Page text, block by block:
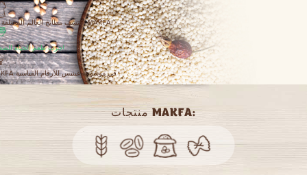
اكتشف مطابخ العالم المختلفة مع MAKFA!
جرب طعم الحياة الصحية!
MAKFA في موسوعة غينيس للأرقام القياسية
:MAKFA منتجات